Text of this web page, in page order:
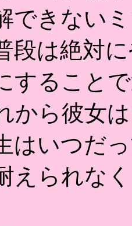
できない
段は絶対
すること
から彼女
はいつだ
えられな